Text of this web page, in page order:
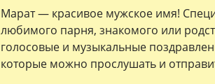
Марат — красивое мужское имя!
любимого парня, знакомого или
голосовые и музыкальные
которые можно прослушать и